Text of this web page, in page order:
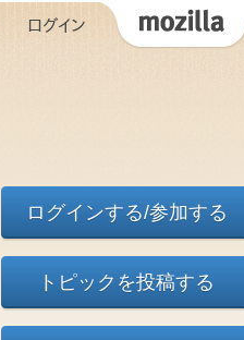
ログイン
ログインする/参加する
トピックを投稿する